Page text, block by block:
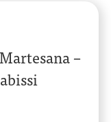
–